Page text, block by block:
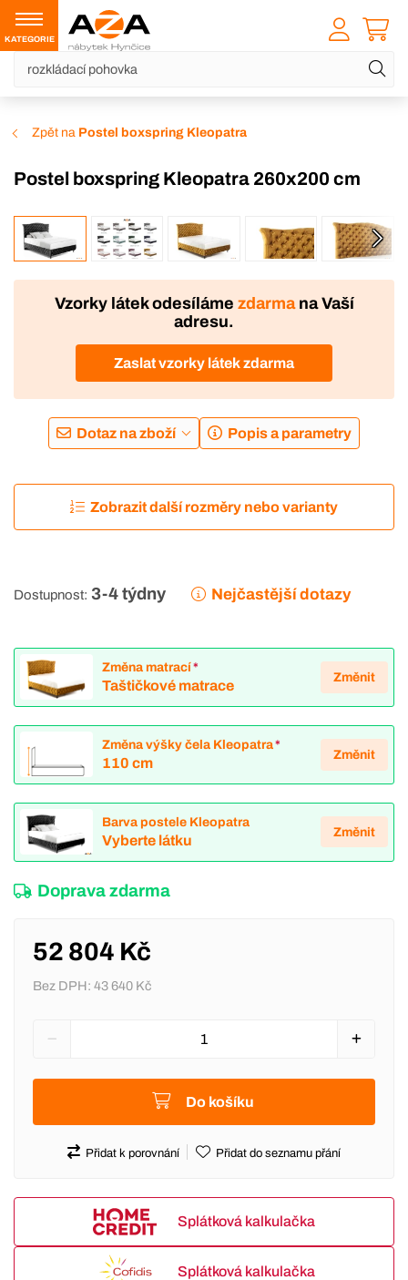
KATEGORIE
Zpět na Postel boxspring Kleopatra
Postel boxspring Kleopatra 260x200 cm
VÝROBA
DOPRAVA ZDARMA
Vzorky látek odesíláme zdarmana Vaší
adresu.
Zaslat vzorky látek zdarma
Dotaz na zboží Popis a parametry
Zobrazit další rozměry nebo varianty
Dostupnost: 3-4 týdny Nejčastější dotazy
Změna matrací*
Taštičkové matrace
Změnit
Změna výšky čela Kleopatra*
110 cm
Změnit
Barva postele Kleopatra
Vyberte látku
Změnit
Doprava zdarma
52 804 Kč
Bez DPH: 43 640 Kč
Do košíku
Přidat k porovnání Přidat do seznamu přání
Splátková kalkulačka
Splátková kalkulačka